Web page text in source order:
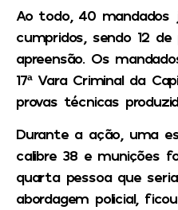
Ao todo, 40 mandados
cumpridos, sendo 12
apreensão. Os
17ª Vara Criminal da
provas técnicas
Durante a ação, uma
calibre 38 e munições
quarta pessoa que
abordagem policial,